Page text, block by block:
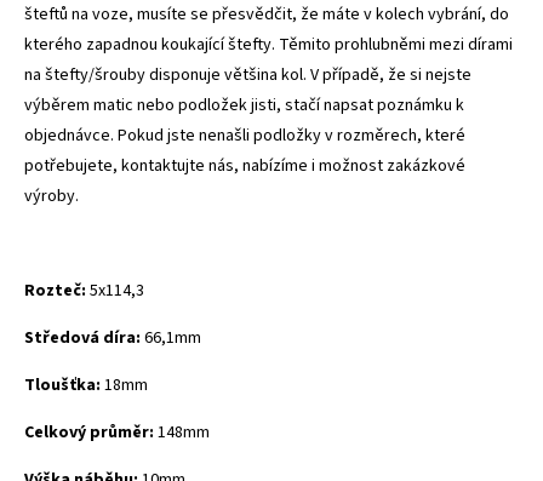
šteftů na voze, musíte se přesvědčit, že máte v kolech vybrání, do
kterého zapadnou koukající štefty. Těmito prohlubněmi mezi dírami
na štefty/šrouby disponuje většina kol. V případě, že si nejste
výběrem matic nebo podložek jisti, stačí napsat poznámku k
objednávce. Pokud jste nenašli podložky v rozměrech, které
potřebujete, kontaktujte nás, nabízíme i možnost zakázkové
výroby.
Rozteč: 5x114,3
Středová díra: 66,1mm
Tloušťka: 18mm
Celkový průměr: 148mm